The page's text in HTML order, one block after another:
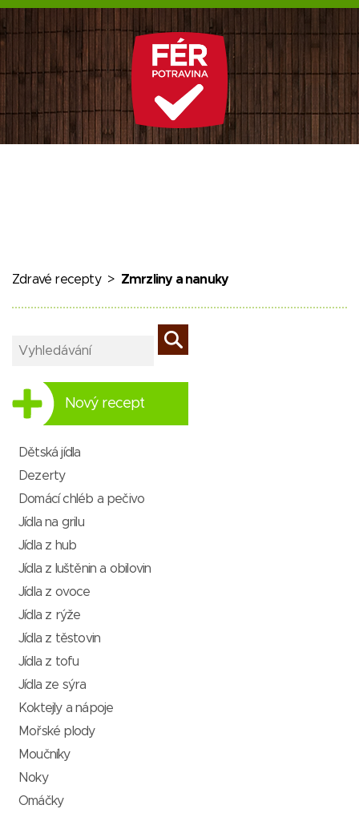
Zdravé recepty> Zmrzliny a nanuky
Nový recept
Dětská jídla
Dezerty
Domácí chléb a pečivo
Jídla na grilu
Jídla z hub
Jídla z luštěnin a obilovin
Jídla z ovoce
Jídla z rýže
Jídla z těstovin
Jídla z tofu
Jídla ze sýra
Koktejly a nápoje
Mořské plody
Moučníky
Noky
Omáčky